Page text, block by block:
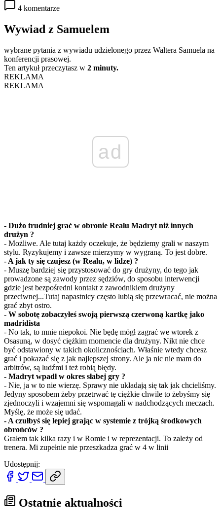
4 komentarze
Wywiad z Samuelem
wybrane pytania z wywiadu udzielonego przez Waltera Samuela na
konferencji prasowej.
Ten artykuł przeczytasz w 2 minuty.
REKLAMA
REKLAMA
ad
- Dużo trudniej grać w obronie Realu Madryt niż innych
drużyn ?
- Możliwe. Ale tutaj każdy oczekuje, że będziemy grali w naszym
stylu. Ryzykujemy i zawsze mierzymy w wygraną. To jest dobre.
- A jak ty się czujesz (w Realu, w lidze) ?
- Muszę bardziej się przystosować do gry drużyny, do tego jak
prowadzone są zawody przez sędziów, do sposobu interwencji
gdzie jest bezpośredni kontakt z zawodnikiem drużyny
przeciwnej...Tutaj napastnicy często lubią się przewracać, nie można
grać zbyt ostro.
- W sobotę zobaczyłeś swoją pierwszą czerwoną kartkę jako
madridista
- No tak, to mnie niepokoi. Nie będę mógł zagrać we wtorek z
Osasuną, w dosyć ciężkim momencie dla drużyny. Nikt nie chce
być odstawiony w takich okolicznościach. Właśnie wtedy chcesz
grać i pokazać się z jak najlepszej strony. Ale ja nic nie mam do
arbitrów, są ludźmi i też robią błędy.
- Madryt wpadł w okres słabej gry ?
- Nie, ja w to nie wierzę. Sprawy nie układają się tak jak chcieliśmy.
Jedyny sposobem żeby przetrwać tę ciężkie chwile to żebyśmy się
zjednoczyli i wzajemni się wspomagali w nadchodzących meczach.
Myślę, że może się udać.
- A czułbyś się lepiej grając w systemie z trójką środkowych
obrońców ?
Grałem tak kilka razy i w Romie i w reprezentacji. To zależy od
trenera. Mi zupełnie nie przeszkadza grać w 4 w linii
Udostępnij:
Ostatnie aktualności